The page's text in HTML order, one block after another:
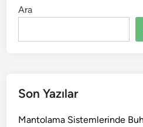
Ara
Son Yazılar
Mantolama Sistemlerinde